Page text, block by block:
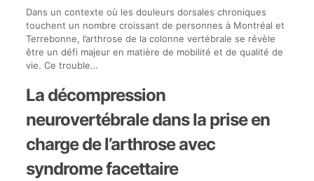
Dans un contexte où les douleurs dorsales chroniques
touchent un nombre croissant de personnes à Montréal et
Terrebonne, l’arthrose de la colonne vertébrale se révèle
être un défi majeur en matière de mobilité et de qualité de
vie. Ce trouble…
La décompression
neurovertébrale dans la prise en
charge de l’arthrose avec
syndrome facettaire